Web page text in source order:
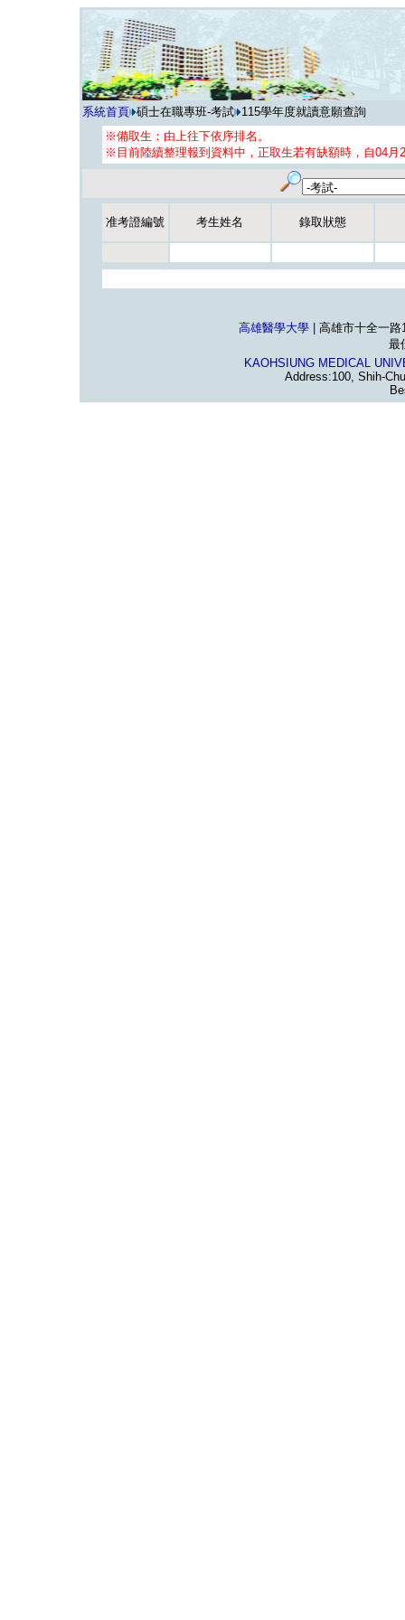
系統首頁 碩士在職專班-考試
115學年度就讀意願查詢
※備取生：由上往下依序排名。
※目前陸續整理報到資料中，正取生若有缺額時，自04月
准考證編號 考生姓名 錄取狀態
高雄醫學大學 |
高雄市十全一
最
KAOHSIUNG MEDICAL
Address:100, Shih-